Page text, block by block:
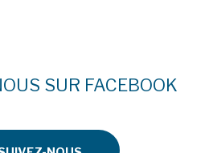
SUR FACEBOOK